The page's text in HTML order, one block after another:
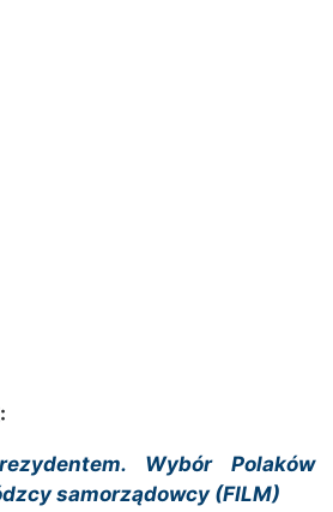
Wybór Polaków
samorządowcy (FILM)